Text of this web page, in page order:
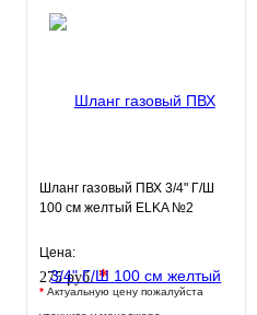
Шланг газовый ПВХ 3/4" Г/Ш
100 см желтый ELKA №2
Цена:
275 руб.*
* Актуальную цену пожалуйста